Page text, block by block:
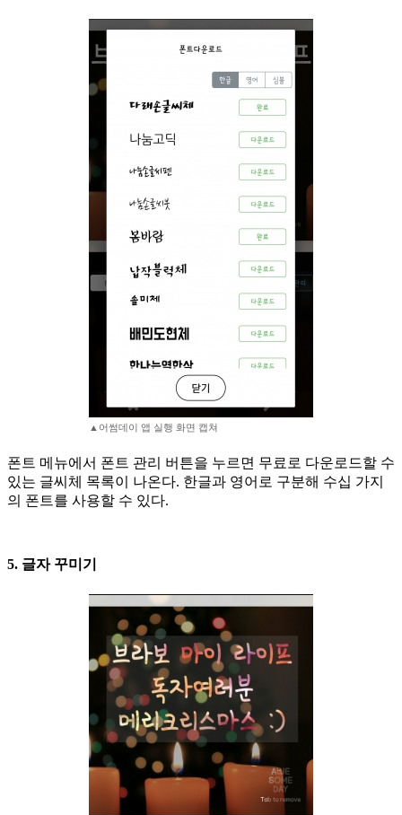
▲어썸데이 앱 실행 화면 캡쳐
폰트 메뉴에서 폰트 관리 버튼을 누르면 무료로 다운로드할 수
있는 글씨체 목록이 나온다. 한글과 영어로 구분해 수십 가지
의 폰트를 사용할 수 있다.
5. 글자 꾸미기